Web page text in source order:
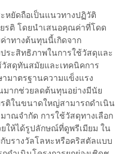
หยัดถือเป็นแนวทางปฏิวัติ
ยรติ โดยนำเสนอคุณค่าที่โดด
าทางต้นทุนนี้เกิดจาก
ระสิทธิภาพในการใช้วัสดุและ
สดุทันสมัยและเทคนิคการ
มาตรฐานความแข็งแรง
มากช่วยลดต้นทุนอย่างมีนัย
ติในขนาดใหญ่สามารถดำเนิน
าณจำกัด การใช้วัสดุทางเลือก
ให้ได้รูปลักษณ์ที่ดูพรีเมียม ใน
บรางวัลโลหะหรือคริสตัลแบบ